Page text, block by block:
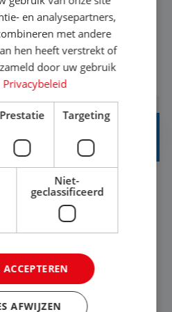
verschillende interne
Aan de hand van deze
je BI-producten zoals
en dashboards
door middel van de data
36 uur MBO
ter wereld en geeft
de meest
van hun leven, hoe gaaf
professional die
en analysepartners,
met andere
hen heeft verstrekt of
door uw gebruik
Privacybeleid
Prestatie Targeting
Niet-
geclassificeerd
AFWIJZEN